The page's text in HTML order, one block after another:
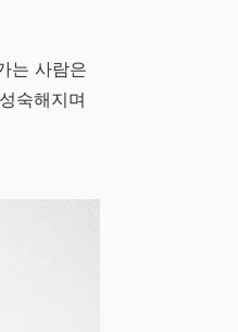
는 사람은
숙해지며